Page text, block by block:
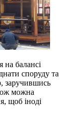
на балансі
споруду та
заручившись
можна
щоб іноді